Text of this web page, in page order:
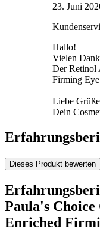
23. Juni
Hallo!
Vielen
Der Retinol
Firming
Liebe
Dein
Dieses Produkt bewerten
Paula's
Enriched